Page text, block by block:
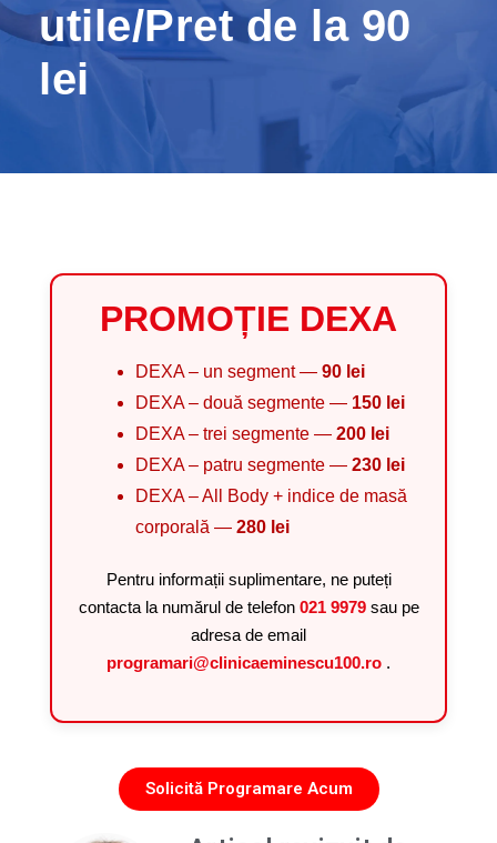
utile/Pret de la 90
lei
PROMOȚIE DEXA
DEXA – un segment — 90 lei
DEXA – două segmente — 150 lei
DEXA – trei segmente — 200 lei
DEXA – patru segmente — 230 lei
DEXA – All Body + indice de masă
corporală — 280 lei
Pentru informații suplimentare, ne puteți
contacta la numărul de telefon 021 9979 sau pe
adresa de email
programari@clinicaeminescu100.ro .
Solicită Programare Acum